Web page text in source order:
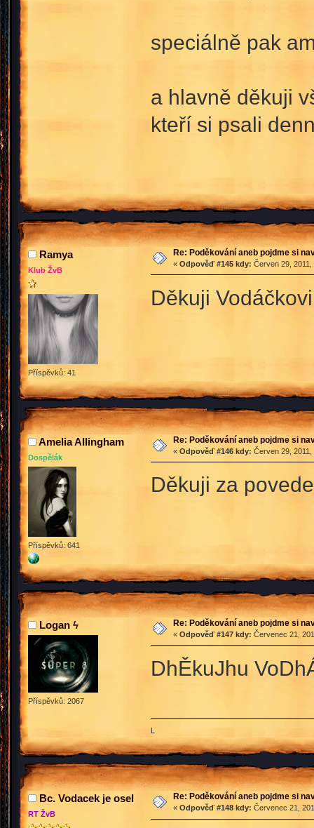
speciálně pak
a hlavně děkuji
kteří si psali
Ramya
Klub ŽvB
Příspěvků: 41
Re: Poděkování aneb pojdme si
« Odpověď #145 kdy: Červen 29,
Děkuji
Amelia Allingham
Dospělák
Příspěvků: 641
Re: Poděkování aneb pojdme si
« Odpověď #146 kdy: Červen 29,
Děkuji za
Logan ϟ
Příspěvků: 2067
Re: Poděkování aneb pojdme si
« Odpověď #147 kdy: Červenec 21,
DhĚkuJhu
Bc. Vodacek je osel
RT ŽvB
Re: Poděkování aneb pojdme si
« Odpověď #148 kdy: Červenec 21,